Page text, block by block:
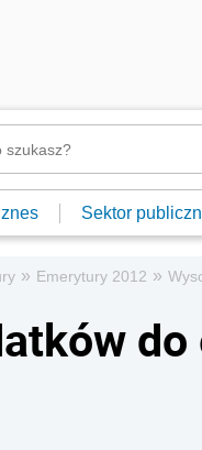
Sektor
» Emerytury 2012 »
do